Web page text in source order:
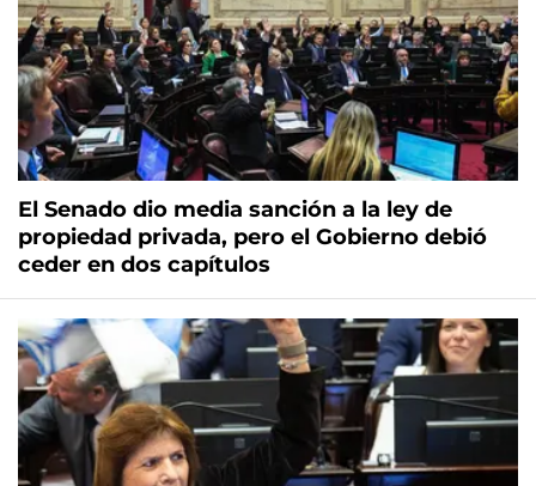
El Senado dio media sanción a la ley de
propiedad privada, pero el Gobierno debió
ceder en dos capítulos